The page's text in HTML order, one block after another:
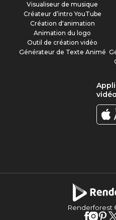
Visualiseur de musique
Créateur d’intro YouTube
Création d'animation
Animation du logo
Outil de création vidéo
Générateur de Texte Animé
vidéo
Renderforest